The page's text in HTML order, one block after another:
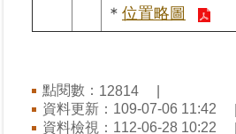
＊ 位置略圖
點閱數： 12814
資料更新：109-07-06 11:42
資料檢視：112-06-28 10:22